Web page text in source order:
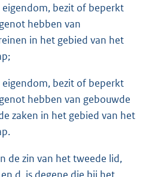
eigendom, bezit of beperkt
hebben van
in het gebied van het
eigendom, bezit of beperkt
hebben van gebouwde
zaken in het gebied van het
de zin van het tweede lid,